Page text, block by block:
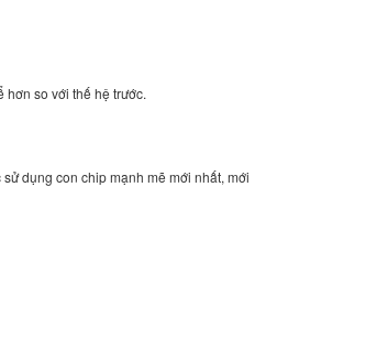
hơn so với thế hệ trước.
dụng con chip mạnh mẽ mới nhất, mới